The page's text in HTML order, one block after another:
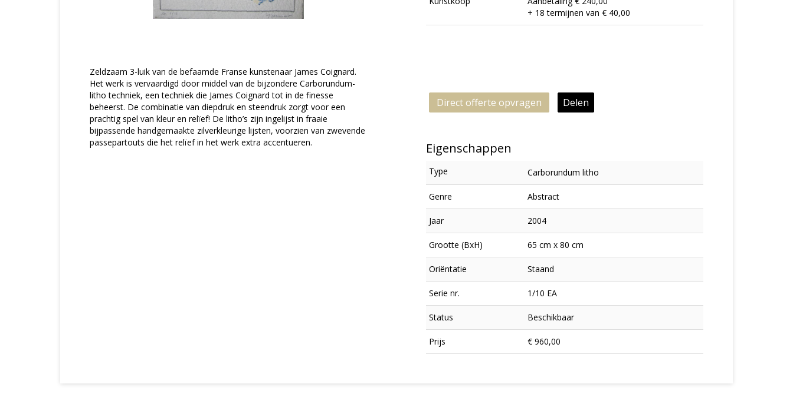
Zeldzaam 3-luik van de befaamde Franse kunstenaar James Coignard.
Het werk is vervaardigd door middel van de bijzondere Carborundum-
litho techniek, een techniek die James Coignard tot in de finesse
beheerst. De combinatie van diepdruk en steendruk zorgt voor een
prachtig spel van kleur en relïef! De litho’s zijn ingelijst in fraaie
bijpassende handgemaakte zilverkleurige lijsten, voorzien van zwevende
passepartouts die het relïef in het werk extra accentueren.
+ 18 termijnen van € 40,00
Direct offerte opvragen Delen
Eigenschappen
Type Carborundum litho
Genre Abstract
Jaar 2004
Grootte (BxH) 65 cm x 80 cm
Oriëntatie Staand
Serie nr. 1/10 EA
Status Beschikbaar
Prijs € 960,00
×